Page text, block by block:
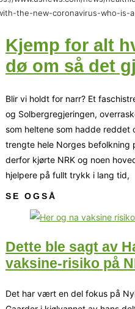
the-new-coronavirus-who-is-
Kjemp for alt
dø om så det
Blir vi holdt for narr? Et
og Solbergregjeringen,
som heltene som hadde reddet
trengte hele Norges befolkning
derfor kjørte NRK og noen
hjelpere på fullt trykk i lang tid,
SE OGSÅ
Dette ble sagt av
vaksine-risiko på
Det har vært en del fokus på